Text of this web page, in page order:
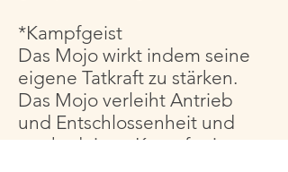
*Kampfgeist
Das Mojo wirkt indem seine
eigene Tatkraft zu stärken.
Das Mojo verleiht Antrieb
und Entschlossenheit und
weckt deinen Kampfgeist.